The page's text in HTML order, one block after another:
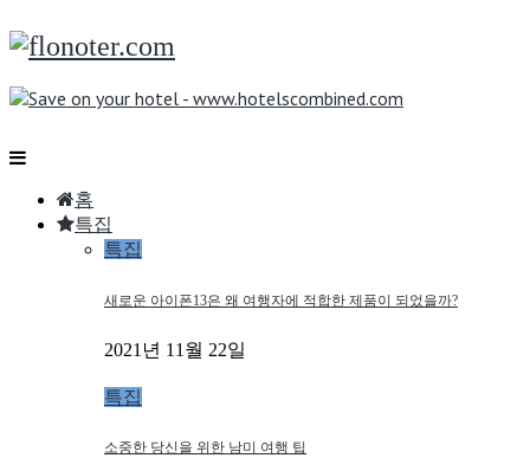
홈
특집
특집
새로운 아이폰13은 왜 여행자에 적합한 제품이 되었을까?
2021년 11월 22일
특집
소중한 당신을 위한 남미 여행 팁